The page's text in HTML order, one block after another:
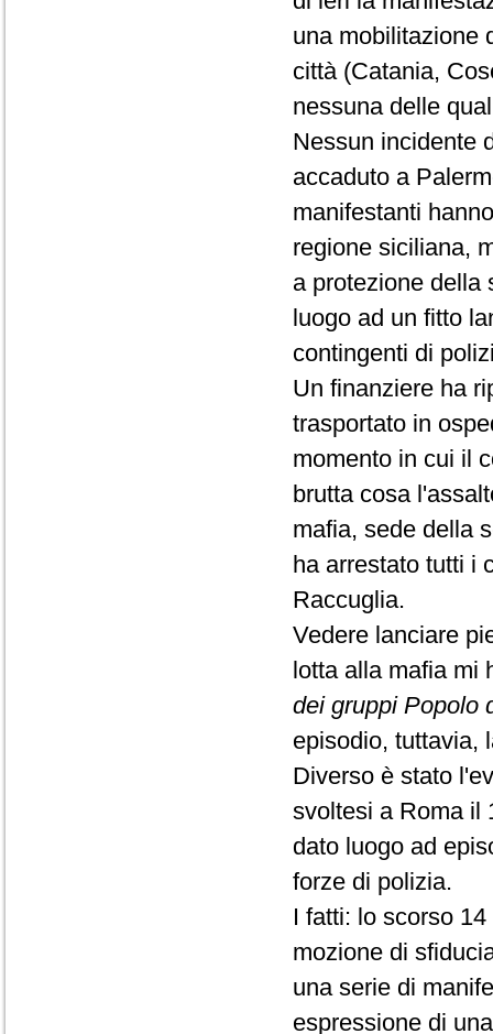
una mobilitazione
città (Catania,
nessuna delle
Nessun incidente
accaduto a
manifestanti
regione siciliana,
a protezione della
luogo ad un fitto
contingenti di
Un finanziere ha
trasportato in
momento in cui il
brutta cosa
mafia, sede della
ha arrestato tutti i
Raccuglia.
Vedere lanciare
lotta alla mafia mi
dei gruppi Popolo
episodio, tuttavia,
Diverso è stato
svoltesi a Roma il
dato luogo ad
forze di polizia.
I fatti: lo scorso
mozione di
una serie di
espressione di